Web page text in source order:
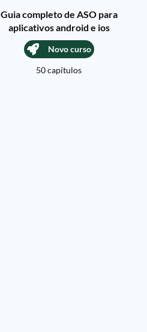
Guia completo de ASO para
aplicativos android e ios
Novo curso
50 capítulos